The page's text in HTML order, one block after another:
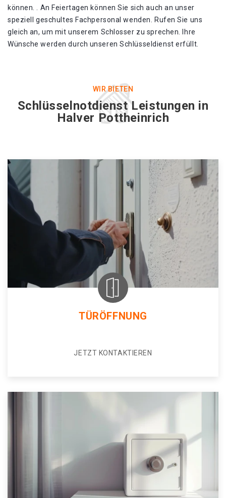
können. . An Feiertagen können Sie sich auch an unser
speziell geschultes Fachpersonal wenden. Rufen Sie uns
gleich an, um mit unserem Schlosser zu sprechen. Ihre
Wünsche werden durch unseren Schlüsseldienst erfüllt.
WIR BIETEN
Schlüsselnotdienst Leistungen in
Halver Pottheinrich
TÜRÖFFNUNG
JETZT KONTAKTIEREN